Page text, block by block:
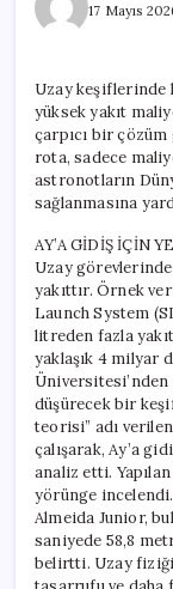
17 Mayıs
Uzay keşiflerinde
yüksek yakıt
çarpıcı bir
rota, sadece
astronotların
sağlanmasına
AY’A GİDİŞ İÇİN
Uzay
yakıttır. Örnek
Launch System
litreden fazla
yaklaşık 4 milyar
düşürecek bir
teorisi” adı
çalışarak, Ay’a
analiz etti.
yörünge incelendi.
Almeida Junior,
saniyede 58,8
belirtti. Uzay fiziği